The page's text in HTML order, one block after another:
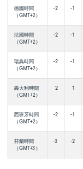
德國時間
（GMT+2）
-2 -1
法國時間
（GMT+2）
-2 -1
瑞典時間
（GMT+2）
-2 -1
義大利時間
（GMT+2）
-2 -1
西班牙時間
（GMT+2）
-2 -1
芬蘭時間
（GMT+3）
-3 -2